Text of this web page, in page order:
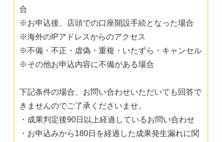
合
※お申込後、店頭での口座開設手続となった場合
※海外のIPアドレスからのアクセス
※不備・不正・虚偽・重複・いたずら・キャンセル
※その他お申込内容に不備がある場合
下記条件の場合、お問い合わせいただいても回答で
きませんのでご了承くださいませ。
・成果判定後90日以上経過しているお問い合わせ
・お申込みから180日を経過した成果発生漏れに関